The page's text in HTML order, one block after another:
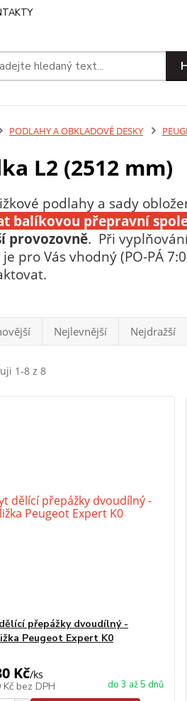
PODLAHY A OBKLADOVÉ DESKY
L2 (2512 mm)
podlahy a sady
balíkovou přepravní
provozovně. Při
pro Vás vhodný (PO-PÁ
Nejlevnější Nejdražší
1-8 z 8
přepážky dvoudílný -
Peugeot Expert K0
Kč/ks
bez DPH do 3 až 5 dnů